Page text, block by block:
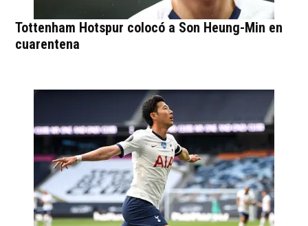
Tottenham Hotspur colocó a Son Heung-Min en
cuarentena